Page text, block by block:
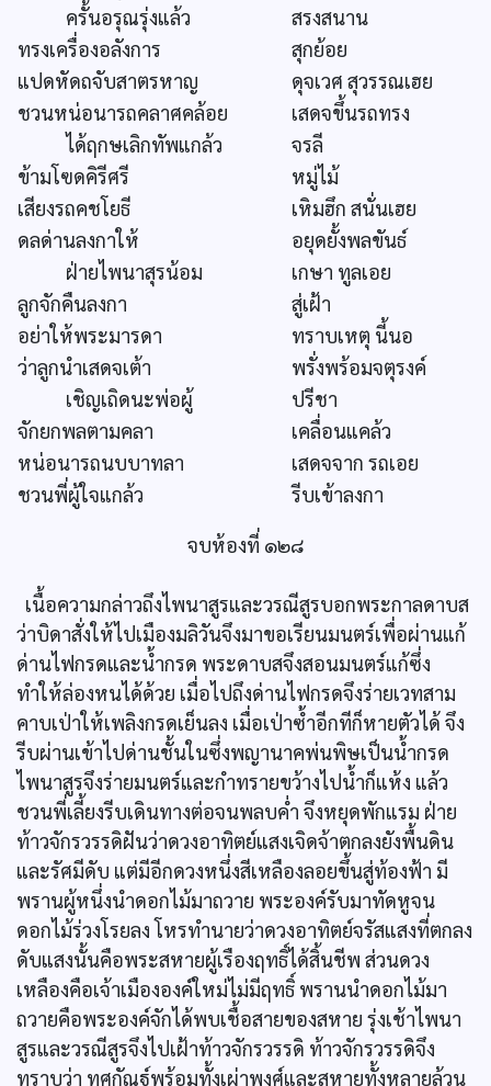
ครั้นอรุณรุ่งแล้ว
สรงสนาน
ทรงเครื่องอลังการ
สุกย้อย
แปดหัดถจับสาตรหาญ
ดุจเวศ สุวรรณเฮย
ชวนหน่อนารถคลาศคล้อย
เสดจขึ้นรถทรง
ได้ฤกษเลิกทัพแกล้ว
จรลี
ข้ามโฃดคิรีศรี
หมู่ไม้
เสียงรถคชโยธี
เหิมฮึก สนั่นเฮย
ดลด่านลงกาให้
อยุดยั้งพลขันธ์
ฝ่ายไพนาสุรน้อม
เกษา ทูลเอย
ลูกจักคืนลงกา
สู่เฝ้า
อย่าให้พระมารดา
ทราบเหตุ นี้นอ
ว่าลูกนำเสดจเต้า
พรั่งพร้อมจตุรงค์
เชิญเถิดนะพ่อผู้
ปรีชา
จักยกพลตามคลา
เคลื่อนแคล้ว
หน่อนารถนบบาทลา
เสดจจาก รถเอย
ชวนพี่ผู้ใจแกล้ว
รีบเข้าลงกา
จบห้องที่ ๑๒๘
เนื้อความกล่าวถึงไพนาสูรและวรณีสูรบอกพระกาลดาบส
ว่าบิดาสั่งให้ไปเมืองมลิวันจึงมาขอเรียนมนตร์เพื่อผ่านแก้
ด่านไฟกรดและน้ำกรด พระดาบสจึงสอนมนตร์แก้ซึ่ง
ทำให้ล่องหนได้ด้วย เมื่อไปถึงด่านไฟกรดจึงร่ายเวทสาม
คาบเป่าให้เพลิงกรดเย็นลง เมื่อเป่าซ้ำอีกทีก็หายตัวได้ จึง
รีบผ่านเข้าไปด่านชั้นในซึ่งพญานาคพ่นพิษเป็นน้ำกรด
ไพนาสูรจึงร่ายมนตร์และกำทรายขว้างไปน้ำก็แห้ง แล้ว
ชวนพี่เลี้ยงรีบเดินทางต่อจนพลบค่ำ จึงหยุดพักแรม ฝ่าย
ท้าวจักรวรรดิฝันว่าดวงอาทิตย์แสงเจิดจ้าตกลงยังพื้นดิน
และรัศมีดับ แต่มีอีกดวงหนึ่งสีเหลืองลอยขึ้นสู่ท้องฟ้า มี
พรานผู้หนึ่งนำดอกไม้มาถวาย พระองค์รับมาทัดหูจน
ดอกไม้ร่วงโรยลง โหรทำนายว่าดวงอาทิตย์จรัสแสงที่ตกลง
ดับแสงนั้นคือพระสหายผู้เรืองฤทธิ์ได้สิ้นชีพ ส่วนดวง
เหลืองคือเจ้าเมืององค์ใหม่ไม่มีฤทธิ์ พรานนำดอกไม้มา
ถวายคือพระองค์จักได้พบเชื้อสายของสหาย รุ่งเช้าไพนา
สูรและวรณีสูรจึงไปเฝ้าท้าวจักรวรรดิ ท้าวจักรวรรดิจึง
ทราบว่า ทศกัณฐ์พร้อมทั้งเผ่าพงศ์และสหายทั้งหลายล้วน